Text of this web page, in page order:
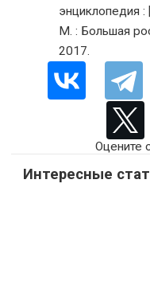
энциклопедия
М. : Большая
2017.
Оцените
Интересные